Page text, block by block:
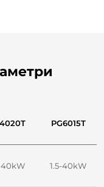
PG6015T
40kW 1.5-40kW